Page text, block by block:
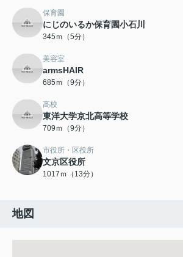
保育園
にじのいるか保育園小石川
345ｍ（5分）
美容室
armsHAIR
685ｍ（9分）
高校
東洋大学京北高等学校
709ｍ（9分）
市役所・区役所
文京区役所
1017ｍ（13分）
地図